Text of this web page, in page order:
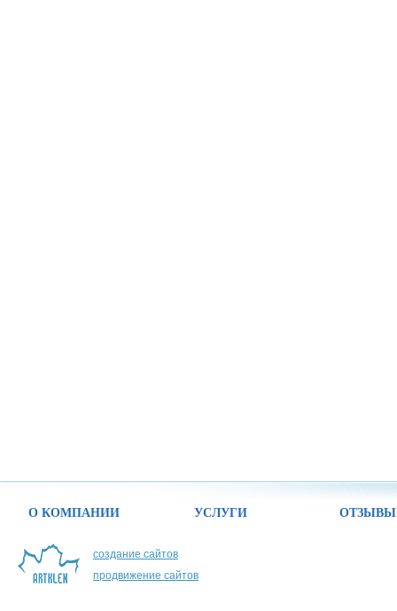
О КОМПАНИИ УСЛУГИ ОТЗЫВЫ
создание сайтов
продвижение сайтов